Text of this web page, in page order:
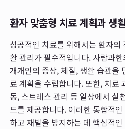
환자 맞춤형 치료 계획과 생
성공적인 치료를 위해서는 환자의
활 관리가 필수적입니다. 사람과
개개인의 증상, 체질, 생활 습관을
료 계획을 수립합니다. 또한, 치료
동, 스트레스 관리 등 일상에서 실
드를 제공합니다. 이러한 통합적
하고 재발을 방지하는 데 핵심적